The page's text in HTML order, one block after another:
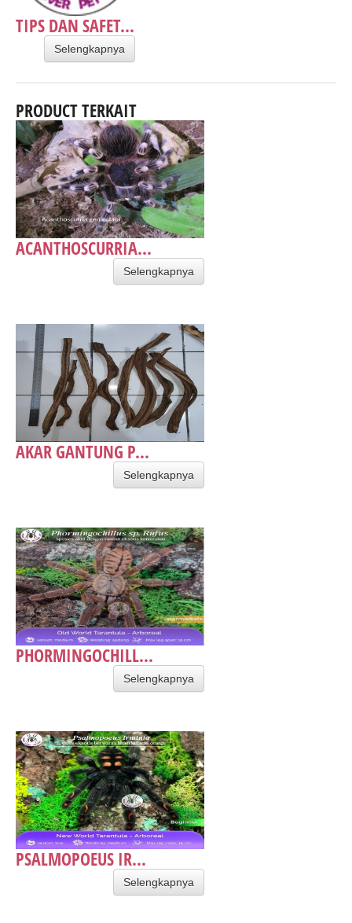
TIPS DAN SAFET...
Selengkapnya
PRODUCT TERKAIT
ACANTHOSCURRIA...
Selengkapnya
AKAR GANTUNG P...
Selengkapnya
PHORMINGOCHILL...
Selengkapnya
PSALMOPOEUS IR...
Selengkapnya